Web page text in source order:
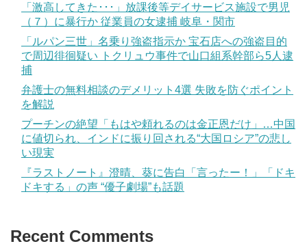
「激高してきた･･･」放課後等デイサービス施設で男児
（７）に暴行か 従業員の女逮捕 岐阜・関市
「ルパン三世」名乗り強盗指示か 宝石店への強盗目的
で周辺徘徊疑い トクリュウ事件で山口組系幹部ら5人逮
捕
弁護士の無料相談のデメリット4選 失敗を防ぐポイント
を解説
プーチンの絶望「もはや頼れるのは金正恩だけ」…中国
に値切られ、インドに振り回される“大国ロシア”の悲し
い現実
『ラストノート』澄晴、葵に告白「言ったー！」「ドキ
ドキする」の声 “優子劇場”も話題
Recent Comments